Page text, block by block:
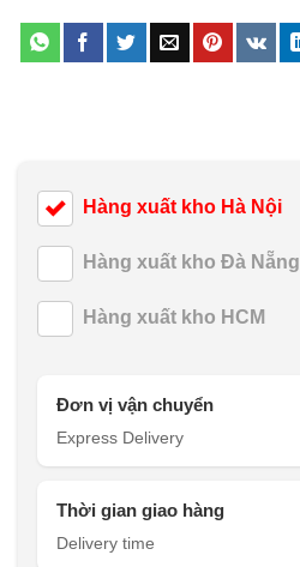
Hàng xuất kho Hà Nội
Hàng xuất kho Đà Nẵng
Hàng xuất kho HCM
Đơn vị vận chuyển
Express Delivery
Thời gian giao hàng
Delivery time